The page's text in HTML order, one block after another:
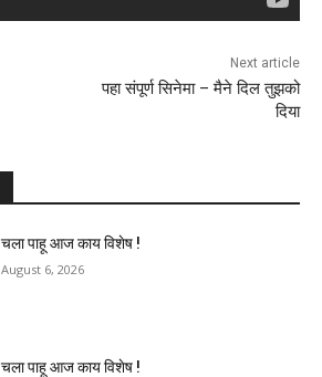
Next article
पहा संपूर्ण सिनेमा – मैने दिल तुझको
दिया
चला पाहू आज काय विशेष !
August 6, 2026
चला पाहू आज काय विशेष !